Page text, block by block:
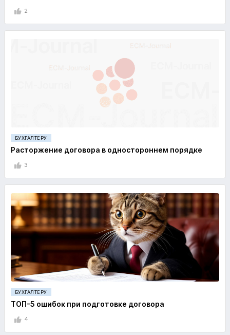
2
БУХГАЛТЕРУ
Расторжение договора в одностороннем порядке
3
БУХГАЛТЕРУ
ТОП-5 ошибок при подготовке договора
4